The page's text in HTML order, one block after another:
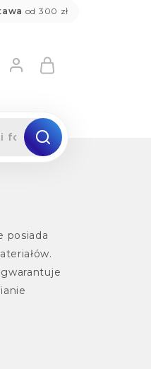
od 300 zł
posiada